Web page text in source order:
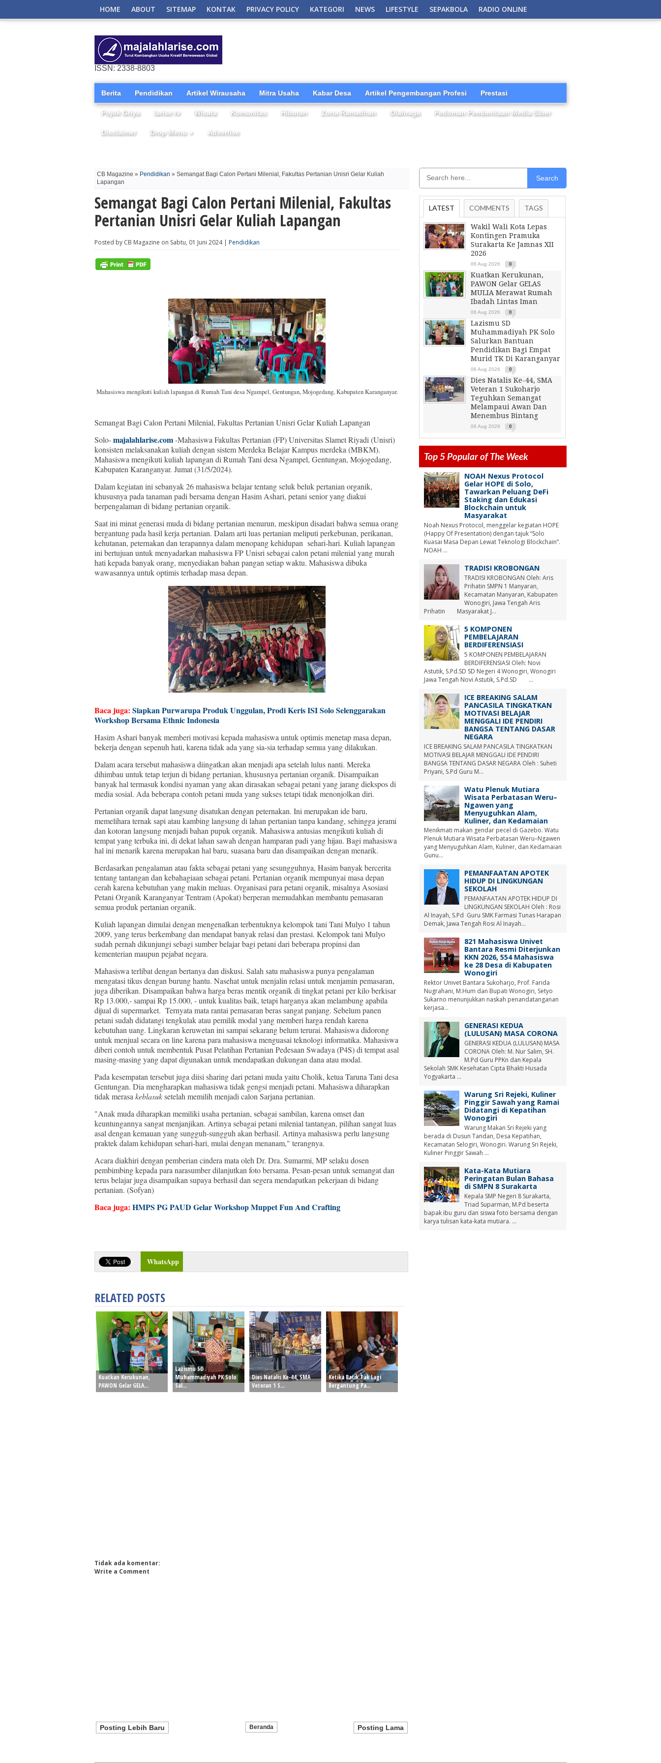
HOME ABOUT SITEMAP KONTAK PRIVACY POLICY KATEGORI NEWS LIFESTYLE SEPAKBOLA RADIO ONLINE
ISSN: 2338-8803
Berita Pendidikan Artikel Wirausaha Mitra Usaha Kabar Desa Artikel Pengembangan Profesi Prestasi
Pojok Griya larise tv Wisata Komunitas Hiburan Zona Ramadhan Olahraga Pedoman Pemberitaan Media Siber
Disclaimer Drop Menu ▼ Advertise
CB Magazine » Pendidikan » Semangat Bagi Calon Pertani Milenial, Fakultas Pertanian Unisri Gelar Kuliah
Lapangan
Semangat Bagi Calon Pertani Milenial, Fakultas
Pertanian Unisri Gelar Kuliah Lapangan
Posted by CB Magazine on Sabtu, 01 Juni 2024 | Pendidikan
Mahasiswa mengikuti kuliah lapangan di Rumah Tani desa Ngampel, Gentungan, Mojogedang, Kabupaten Karanganyar.
Semangat Bagi Calon Pertani Milenial, Fakultas Pertanian Unisri Gelar Kuliah Lapangan
Solo-majalahlarise.com-Mahasiswa Fakultas Pertanian (FP) Universitas Slamet Riyadi (Unisri)
konsisten melaksanakan kuliah dengan sistem Merdeka Belajar Kampus merdeka (MBKM).
Mahasiswa mengikuti kuliah lapangan di Rumah Tani desa Ngampel, Gentungan, Mojogedang,
Kabupaten Karanganyar. Jumat (31/5/2024).
Dalam kegiatan ini sebanyak 26 mahasiswa belajar tentang seluk beluk pertanian organik,
khususnya pada tanaman padi bersama dengan Hasim Ashari, petani senior yang diakui
berpengalaman di bidang pertanian organik.
Saat ini minat generasi muda di bidang pertanian menurun, meskipun disadari bahwa semua orang
bergantung pada hasil kerja pertanian. Dalam arti luas pertanian meliputi perkebunan, perikanan,
kehutanan, peternakan dan terapannya dalam menopang kehidupan sehari-hari. Kuliah lapangan
ini bertujuan untuk menyadarkan mahasiswa FP Unisri sebagai calon petani milenial yang murah
hati kepada banyak orang, menyediakan bahan pangan setiap waktu. Mahasiswa dibuka
wawasannya untuk optimis terhadap masa depan.
Baca juga: Siapkan Purwarupa Produk Unggulan, Prodi Keris ISI Solo Selenggarakan
Workshop Bersama Ethnic Indonesia
Hasim Ashari banyak memberi motivasi kepada mahasiswa untuk optimis menetap masa depan,
bekerja dengan sepenuh hati, karena tidak ada yang sia-sia terhadap semua yang dilakukan.
Dalam acara tersebut mahasiswa diingatkan akan menjadi apa setelah lulus nanti. Mereka
dihimbau untuk tetap terjun di bidang pertanian, khususnya pertanian organik. Disampaikan
banyak hal termasuk kondisi nyaman yang akan dirasakan sebagai petani yang jarang diekspos di
media sosial. Ada beberapa contoh petani muda yang sukses tetapi tidak menonjolkan diri.
Pertanian organik dapat langsung disatukan dengan peternakan. Ini merupakan ide baru,
memelihara ternak sapi atau kambing langsung di lahan pertanian tanpa kandang, sehingga jerami
dan kotoran langsung menjadi bahan pupuk organik. Mahasiswa antusias mengikuti kuliah di
tempat yang terbuka ini, di dekat lahan sawah dengan hamparan padi yang hijau. Bagi mahasiswa
hal ini menarik karena merupakan hal baru, suasana baru dan disampaikan dengan menarik.
Berdasarkan pengalaman atau fakta sebagai petani yang sesungguhnya, Hasim banyak bercerita
tentang tantangan dan kebahagiaan sebagai petani. Pertanian organik mempunyai masa depan
cerah karena kebutuhan yang makin meluas. Organisasi para petani organik, misalnya Asosiasi
Petani Organik Karanganyar Tentram (Apokat) berperan memudahkan membantu pemasaran
semua produk pertanian organik.
Kuliah lapangan dimulai dengan mengenalkan terbentuknya kelompok tani Tani Mulyo 1 tahun
2009, yang terus berkembang dan mendapat banyak relasi dan prestasi. Kelompok tani Mulyo
sudah pernah dikunjungi sebagi sumber belajar bagi petani dari beberapa propinsi dan
kementerian maupun pejabat negara.
Mahasiswa terlibat dengan bertanya dan diskusi. Salah satu mahasiswa punya pengalaman
mengatasi tikus dengan burung hantu. Nasehat untuk menjalin relasi untuk menjamin pemasaran,
juga diberikan. Disampaikan bahwa harga beras mentik organik di tingkat petani per kilo berkisar
Rp 13.000,- sampai Rp 15.000, - untuk kualitas baik, tetapi harganya akan melambung apabila
dijual di supermarket. Ternyata mata rantai pemasaran beras sangat panjang. Sebelum panen
petani sudah didatangi tengkulak atau pemilik modal yang memberi harga rendah karena
kebutuhan uang. Lingkaran keruwetan ini sampai sekarang belum terurai. Mahasiswa didorong
untuk menjual secara on line karena para mahasiswa menguasai teknologi informatika. Mahasiswa
diberi contoh untuk membentuk Pusat Pelatihan Pertanian Pedesaan Swadaya (P4S) di tempat asal
masing-masing yang dapat digunakan untuk mendapatkan dukungan dana atau modal.
Pada kesempatan tersebut juga diisi sharing dari petani muda yaitu Cholik, ketua Taruna Tani desa
Gentungan. Dia mengharapkan mahasiswa tidak gengsi menjadi petani. Mahasiswa diharapkan
tidak merasa keblasuksetelah memilih menjadi calon Sarjana pertanian.
"Anak muda diharapkan memiliki usaha pertanian, sebagai sambilan, karena omset dan
keuntungannya sangat menjanjikan. Artinya sebagai petani milenial tantangan, pilihan sangat luas
asal dengan kemauan yang sungguh-sungguh akan berhasil. Artinya mahasiswa perlu langsung
praktek dalam kehidupan sehari-hari, mulai dengan menanam," terangnya.
Acara diakhiri dengan pemberian cindera mata oleh Dr. Dra. Sumarmi, MP selaku dosen
pembimbing kepada para narasumber dilanjutkan foto bersama. Pesan-pesan untuk semangat dan
terus belajar juga disampaikan supaya berhasil dan segera mendapatkan pekerjaan di bidang
pertanian. (Sofyan)
Baca juga: HMPS PG PAUD Gelar Workshop Muppet Fun And Crafting
WhatsApp
RELATED POSTS
Kuatkan Kerukunan,
PAWON Gelar GELA...
Lazismu SD
Muhammadiyah PK Solo
Sal...
Dies Natalis Ke-44, SMA
Veteran 1 S...
Ketika Batik Tak Lagi
Bergantung Pa...
Tidak ada komentar:
Write a Comment
Posting Lebih Baru Posting Lama
Beranda
Search
LATEST COMMENTS TAGS
Wakil Wali Kota Lepas
Kontingen Pramuka
Surakarta Ke Jamnas XII
2026
06 Aug 2026 0
Kuatkan Kerukunan,
PAWON Gelar GELAS
MULIA Merawat Rumah
Ibadah Lintas Iman
06 Aug 2026 0
Lazismu SD
Muhammadiyah PK Solo
Salurkan Bantuan
Pendidikan Bagi Empat
Murid TK Di Karanganyar
06 Aug 2026 0
Dies Natalis Ke-44, SMA
Veteran 1 Sukoharjo
Teguhkan Semangat
Melampaui Awan Dan
Menembus Bintang
06 Aug 2026 0
Top 5 Popular of The Week
NOAH Nexus Protocol
Gelar HOPE di Solo,
Tawarkan Peluang DeFi
Staking dan Edukasi
Blockchain untuk
Masyarakat
Noah Nexus Protocol, menggelar kegiatan HOPE
(Happy Of Presentation) dengan tajuk “Solo
Kuasai Masa Depan Lewat Teknologi Blockchain”.
NOAH ...
TRADISI KROBONGAN
TRADISI KROBONGAN Oleh: Aris
Prihatin SMPN 1 Manyaran,
Kecamatan Manyaran, Kabupaten
Wonogiri, Jawa Tengah Aris
Prihatin Masyarakat J...
5 KOMPONEN
PEMBELAJARAN
BERDIFERENSIASI
5 KOMPONEN PEMBELAJARAN
BERDIFERENSIASI Oleh: Novi
Astutik, S.Pd.SD SD Negeri 4 Wonogiri, Wonogiri
Jawa Tengah Novi Astutik, S.Pd.SD ...
ICE BREAKING SALAM
PANCASILA TINGKATKAN
MOTIVASI BELAJAR
MENGGALI IDE PENDIRI
BANGSA TENTANG DASAR
NEGARA
ICE BREAKING SALAM PANCASILA TINGKATKAN
MOTIVASI BELAJAR MENGGALI IDE PENDIRI
BANGSA TENTANG DASAR NEGARA Oleh : Suheti
Priyani, S.Pd Guru M...
Watu Plenuk Mutiara
Wisata Perbatasan Weru–
Ngawen yang
Menyuguhkan Alam,
Kuliner, dan Kedamaian
Menikmati makan gendar pecel di Gazebo. Watu
Plenuk Mutiara Wisata Perbatasan Weru–Ngawen
yang Menyuguhkan Alam, Kuliner, dan Kedamaian
Gunu...
PEMANFAATAN APOTEK
HIDUP DI LINGKUNGAN
SEKOLAH
PEMANFAATAN APOTEK HIDUP DI
LINGKUNGAN SEKOLAH Oleh : Rosi
Al Inayah, S.Pd Guru SMK Farmasi Tunas Harapan
Demak, Jawa Tengah Rosi Al Inayah...
821 Mahasiswa Univet
Bantara Resmi Diterjunkan
KKN 2026, 554 Mahasiswa
ke 28 Desa di Kabupaten
Wonogiri
Rektor Univet Bantara Sukoharjo, Prof. Farida
Nugrahani, M.Hum dan Bupati Wonogiri, Setyo
Sukarno menunjukkan naskah penandatanganan
kerjasa...
GENERASI KEDUA
(LULUSAN) MASA CORONA
GENERASI KEDUA (LULUSAN) MASA
CORONA Oleh: M. Nur Salim, SH.
M.Pd Guru PPKn dan Kepala
Sekolah SMK Kesehatan Cipta Bhakti Husada
Yogyakarta ...
Warung Sri Rejeki, Kuliner
Pinggir Sawah yang Ramai
Didatangi di Kepatihan
Wonogiri
Warung Makan Sri Rejeki yang
berada di Dusun Tandan, Desa Kepatihan,
Kecamatan Selogiri, Wonogiri. Warung Sri Rejeki,
Kuliner Pinggir Sawah ...
Kata-Kata Mutiara
Peringatan Bulan Bahasa
di SMPN 8 Surakarta
Kepala SMP Negeri 8 Surakarta,
Triad Suparman, M.Pd beserta
bapak ibu guru dan siswa foto bersama dengan
karya tulisan kata-kata mutiara. ...